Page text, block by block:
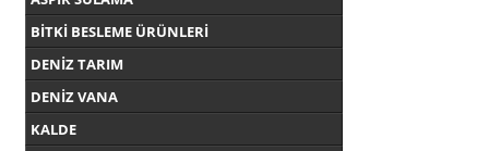
BİTKİ BESLEME ÜRÜNLERİ
DENİZ TARIM
DENİZ VANA
KALDE